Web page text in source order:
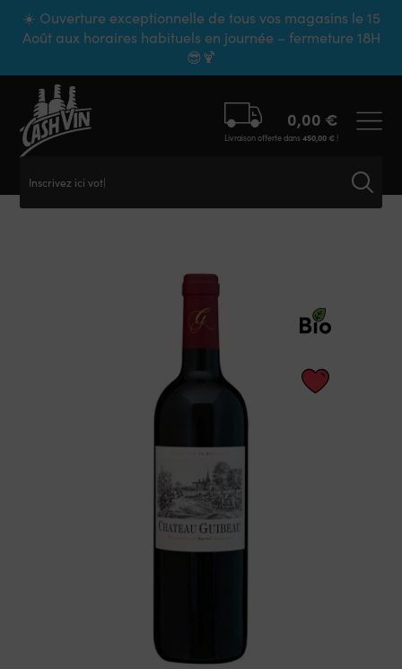
☀️ Ouverture exceptionnelle de tous vos magasins le 15
Août aux horaires habituels en journée – fermeture 18H
😎🍹
Inscrivez ici votre
0,00 €
Livraison offerte dans450,00 €!
Panneau de gestion des cookies